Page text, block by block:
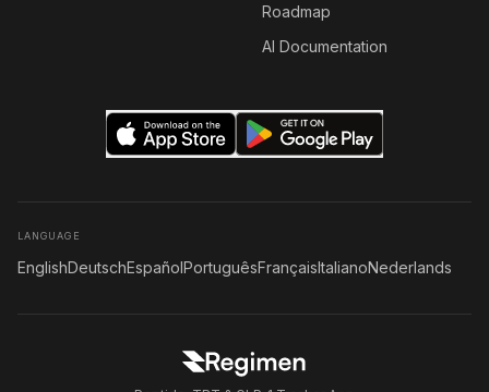
Roadmap
AI Documentation
LANGUAGE
EnglishDeutschEspañolPortuguêsFrançaisItalianoNederlands